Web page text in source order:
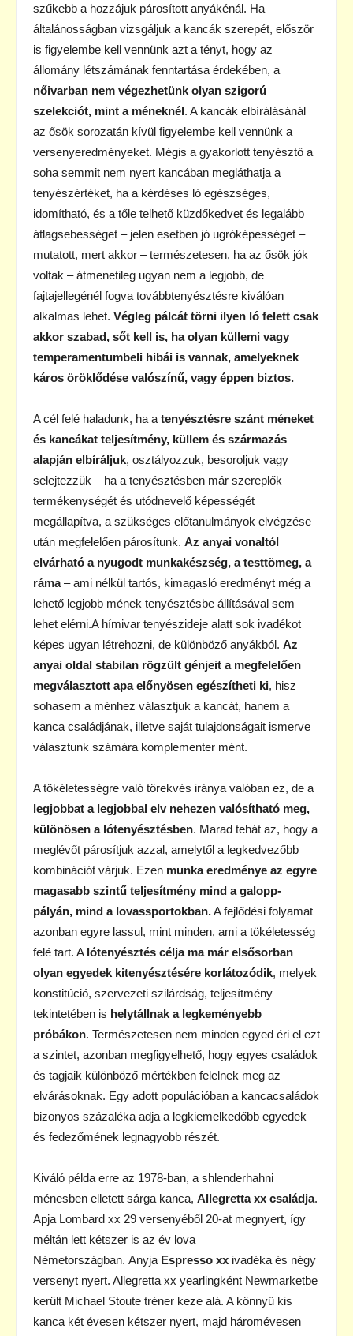
szűkebb a hozzájuk párosított anyákénál. Ha
általánosságban vizsgáljuk a kancák szerepét, először
is figyelembe kell vennünk azt a tényt, hogy az
állomány létszámának fenntartása érdekében, a
nőivarban nem végezhetünk olyan szigorú
szelekciót, mint a méneknél. A kancák elbírálásánál
az ősök sorozatán kívül figyelembe kell vennünk a
versenyeredményeket. Mégis a gyakorlott tenyésztő a
soha semmit nem nyert kancában megláthatja a
tenyészértéket, ha a kérdéses ló egészséges,
idomítható, és a tőle telhető küzdőkedvet és legalább
átlagsebességet – jelen esetben jó ugróképességet –
mutatott, mert akkor – természetesen, ha az ősök jók
voltak – átmenetileg ugyan nem a legjobb, de
fajtajellegénél fogva továbbtenyésztésre kiválóan
alkalmas lehet. Végleg pálcát törni ilyen ló felett csak
akkor szabad, sőt kell is, ha olyan küllemi vagy
temperamentumbeli hibái is vannak, amelyeknek
káros öröklődése valószínű, vagy éppen biztos.
A cél felé haladunk, ha a tenyésztésre szánt méneket
és kancákat teljesítmény, küllem és származás
alapján elbíráljuk, osztályozzuk, besoroljuk vagy
selejtezzük – ha a tenyésztésben már szereplők
termékenységét és utódnevelő képességét
megállapítva, a szükséges előtanulmányok elvégzése
után megfelelően párosítunk. Az anyai vonaltól
elvárható a nyugodt munkakészség, a testtömeg, a
ráma– ami nélkül tartós, kimagasló eredményt még a
lehető legjobb mének tenyésztésbe állításával sem
lehet elérni.A hímivar tenyészideje alatt sok ivadékot
képes ugyan létrehozni, de különböző anyákból. Az
anyai oldal stabilan rögzült génjeit a megfelelően
megválasztott apa előnyösen egészítheti ki, hisz
sohasem a ménhez választjuk a kancát, hanem a
kanca családjának, illetve saját tulajdonságait ismerve
választunk számára komplementer mént.
A tökéletességre való törekvés iránya valóban ez, de a
legjobbat a legjobbal elv nehezen valósítható meg,
különösen a lótenyésztésben. Marad tehát az, hogy a
meglévőt párosítjuk azzal, amelytől a legkedvezőbb
kombinációt várjuk. Ezen munka eredménye az egyre
magasabb szintű teljesítmény mind a galopp-
pályán, mind a lovassportokban.A fejlődési folyamat
azonban egyre lassul, mint minden, ami a tökéletesség
felé tart. A lótenyésztés célja ma már elsősorban
olyan egyedek kitenyésztésére korlátozódik, melyek
konstitúció, szervezeti szilárdság, teljesítmény
tekintetében is helytállnak a legkeményebb
próbákon. Természetesen nem minden egyed éri el ezt
a szintet, azonban megfigyelhető, hogy egyes családok
és tagjaik különböző mértékben felelnek meg az
elvárásoknak. Egy adott populációban a kancacsaládok
bizonyos százaléka adja a legkiemelkedőbb egyedek
és fedezőmének legnagyobb részét.
Kiváló példa erre az 1978-ban, a shlenderhahni
ménesben elletett sárga kanca, Allegretta xx családja.
Apja Lombard xx 29 versenyéből 20-at megnyert, így
méltán lett kétszer is az év lova
Németországban. Anyja Espresso xx ivadéka és négy
versenyt nyert. Allegretta xx yearlingként Newmarketbe
került Michael Stoute tréner keze alá. A könnyű kis
kanca két évesen kétszer nyert, majd háromévesen